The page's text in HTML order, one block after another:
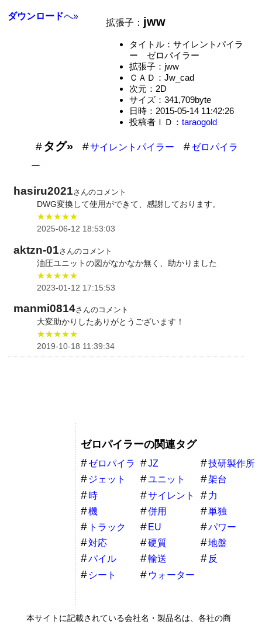
ダウンロードへ»
拡張子： jww
タイトル：サイレントパイラ
ー ゼロパイラー
拡張子：jww
ＣＡＤ：Jw_cad
次元：2D
サイズ：341,709byte
日時：2015-05-14 11:42:26
投稿者ＩＤ： taraogold
タグ» サイレントパイラー
ゼロパイラ
ー
hasiru2021さんのコメント
DWG変換して使用ができて、感謝しております。
★★★★★
2025-06-12 18:53:03
aktzn-01さんのコメント
油圧ユニットの図がなかなか無く、助かりました
★★★★★
2023-01-12 17:15:53
manmi0814さんのコメント
大変助かりしたありがとうございます！
★★★★★
2019-10-18 11:39:34
ゼロパイラーの関連タグ
ゼロパイラ
ー
JZ
技研製作所
ジェット
ユニット
架台
時
サイレント
パイラー
力
機
併用
単独
トラック
EU
パワー
対応
硬質
地盤
パイル
輸送
反
シート
ウォーター
本サイトに記載されている会社名・製品名は、各社の商